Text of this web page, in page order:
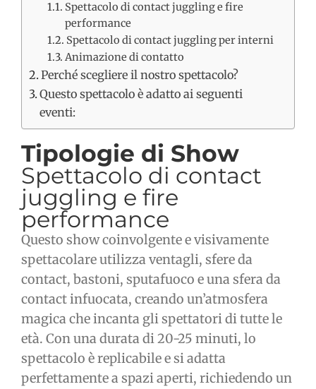
Spettacolo di contact juggling e fire
performance
Spettacolo di contact juggling per interni
Animazione di contatto
Perché scegliere il nostro spettacolo?
Questo spettacolo è adatto ai seguenti
eventi:
Tipologie di Show
Spettacolo di contact
juggling e fire
performance
Questo show coinvolgente e visivamente
spettacolare utilizza ventagli, sfere da
contact, bastoni, sputafuoco e una sfera da
contact infuocata, creando un’atmosfera
magica che incanta gli spettatori di tutte le
età. Con una durata di 20-25 minuti, lo
spettacolo è replicabile e si adatta
perfettamente a spazi aperti, richiedendo un